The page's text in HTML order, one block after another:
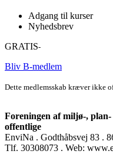
Adgang til kurser
Nyhedsbrev
GRATIS-
Bliv B-medlem
Dette medlemsskab kræver ikke
Foreningen af miljø-,
offentlige
EnviNa . Godthåbsvej 83 .
Tlf. 30308073 . Web: